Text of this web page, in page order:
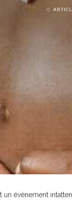
un évènement